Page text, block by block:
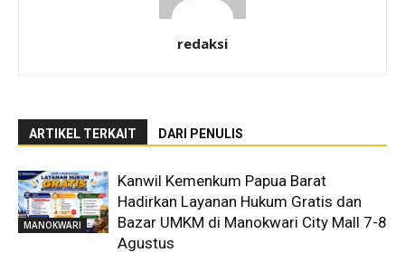
redaksi
ARTIKEL TERKAIT DARI PENULIS
MANOKWARI
Kanwil Kemenkum Papua Barat
Hadirkan Layanan Hukum Gratis dan
Bazar UMKM di Manokwari City Mall 7-8
Agustus